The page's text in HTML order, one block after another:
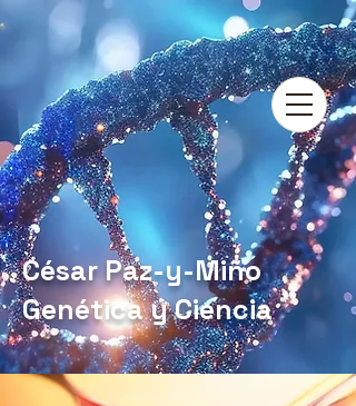
César Paz-y-Miño
Genética y Ciencia